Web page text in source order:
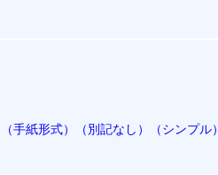
手紙形式）（別記なし）（シンプル